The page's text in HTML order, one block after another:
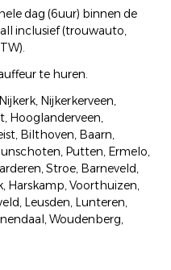
dag (6uur) binnen de
inclusief (trouwauto,
te huren.
Nijkerkerveen,
Hooglanderveen,
Bilthoven, Baarn,
Putten, Ermelo,
Stroe, Barneveld,
Harskamp, Voorthuizen,
Leusden, Lunteren,
Woudenberg,